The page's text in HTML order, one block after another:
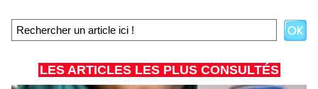
LES ARTICLES LES PLUS CONSULTÉS